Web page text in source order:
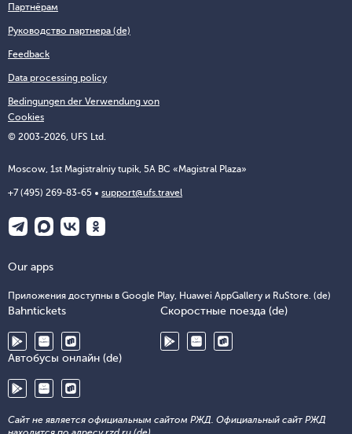
© 2003-2026, UFS Ltd.
Moscow, 1st Magistralniy tupik, 5A BC «Magistral Plaza»
+7 (495) 269-83-65 support@ufs.travel
Партнёрам
Руководство партнера (de)
Feedback
Data processing policy
Bedingungen der Verwendung von
Cookies
Our apps
Приложения доступны в Google Play, Huawei AppGallery и RuStore. (de)
Bahntickets Скоростные поезда (de)
Автобусы онлайн (de)
Сайт не является официальным сайтом РЖД. Официальный сайт РЖД